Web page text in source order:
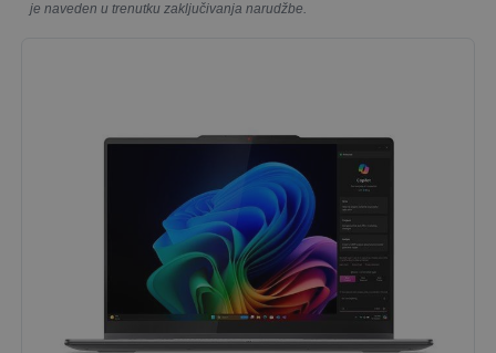
je naveden u trenutku zaključivanja narudžbe.